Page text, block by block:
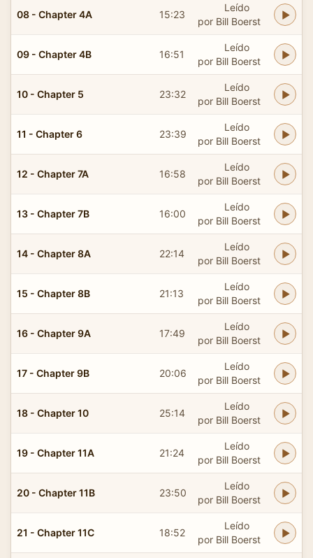
08 - Chapter 4A 15:23
Leído
por Bill Boerst
09 - Chapter 4B 16:51
Leído
por Bill Boerst
10 - Chapter 5 23:32
Leído
por Bill Boerst
11 - Chapter 6 23:39
Leído
por Bill Boerst
12 - Chapter 7A 16:58
Leído
por Bill Boerst
13 - Chapter 7B 16:00
Leído
por Bill Boerst
14 - Chapter 8A 22:14
Leído
por Bill Boerst
15 - Chapter 8B 21:13
Leído
por Bill Boerst
16 - Chapter 9A 17:49
Leído
por Bill Boerst
17 - Chapter 9B 20:06
Leído
por Bill Boerst
18 - Chapter 10 25:14
Leído
por Bill Boerst
19 - Chapter 11A 21:24
Leído
por Bill Boerst
20 - Chapter 11B 23:50
Leído
por Bill Boerst
21 - Chapter 11C 18:52
Leído
por Bill Boerst